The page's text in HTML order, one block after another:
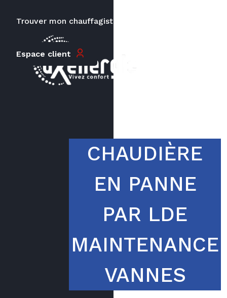
Trouver mon chauffagiste
Espace client
CHAUDIÈRE
EN PANNE
PAR LDE
MAINTENANCE
VANNES